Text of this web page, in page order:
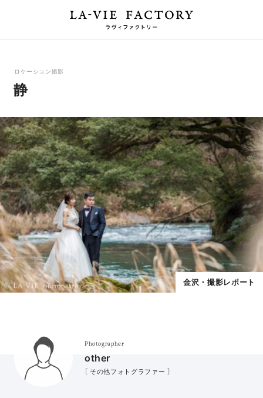
ロケーション撮影
静
金沢・撮影レポート
Photographer
other
［ その他フォトグラファー ］